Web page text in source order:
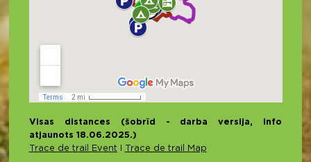
Visas distances (šobrīd - darba versija, info
atjaunots 18.06.2025.)
Trace de trail Event
Trace de trail Map